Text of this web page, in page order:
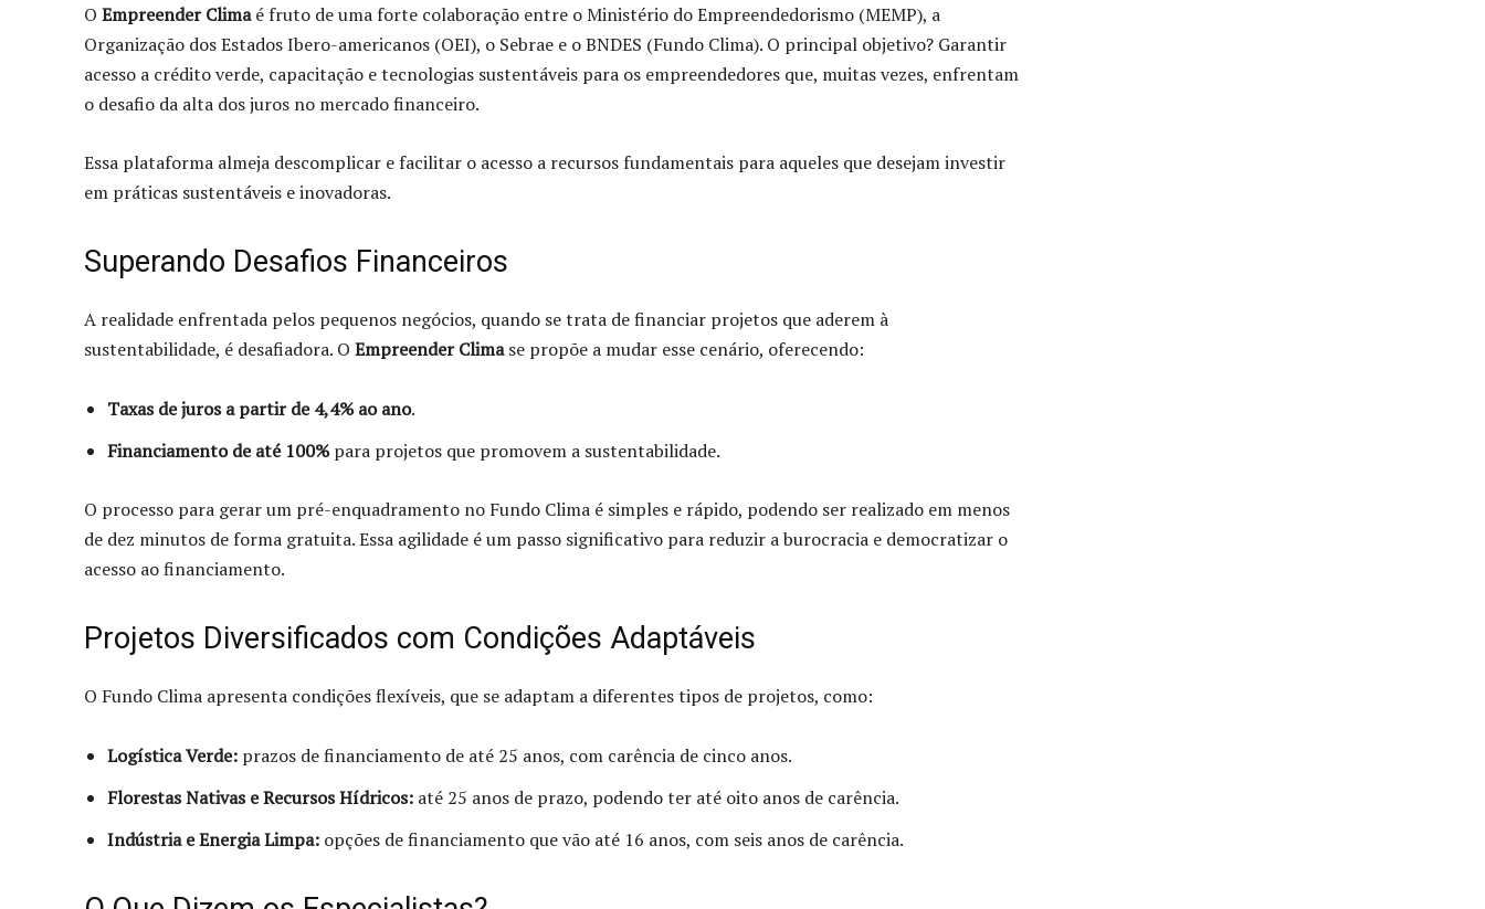
O Empreender Climaé fruto de uma forte colaboração entre o Ministério do Empreendedorismo (MEMP), a
Organização dos Estados Ibero-americanos (OEI), o Sebrae e o BNDES (Fundo Clima). O principal objetivo? Garantir
acesso a crédito verde, capacitação e tecnologias sustentáveis para os empreendedores que, muitas vezes, enfrentam
o desafio da alta dos juros no mercado financeiro.
Essa plataforma almeja descomplicar e facilitar o acesso a recursos fundamentais para aqueles que desejam investir
em práticas sustentáveis e inovadoras.
Superando Desafios Financeiros
A realidade enfrentada pelos pequenos negócios, quando se trata de financiar projetos que aderem à
sustentabilidade, é desafiadora. O Empreender Climase propõe a mudar esse cenário, oferecendo:
Taxas de juros a partir de 4,4% ao ano.
Financiamento de até 100%para projetos que promovem a sustentabilidade.
O processo para gerar um pré-enquadramento no Fundo Clima é simples e rápido, podendo ser realizado em menos
de dez minutos de forma gratuita. Essa agilidade é um passo significativo para reduzir a burocracia e democratizar o
acesso ao financiamento.
Projetos Diversificados com Condições Adaptáveis
O Fundo Clima apresenta condições flexíveis, que se adaptam a diferentes tipos de projetos, como:
Logística Verde: prazos de financiamento de até 25 anos, com carência de cinco anos.
Florestas Nativas e Recursos Hídricos: até 25 anos de prazo, podendo ter até oito anos de carência.
Indústria e Energia Limpa: opções de financiamento que vão até 16 anos, com seis anos de carência.